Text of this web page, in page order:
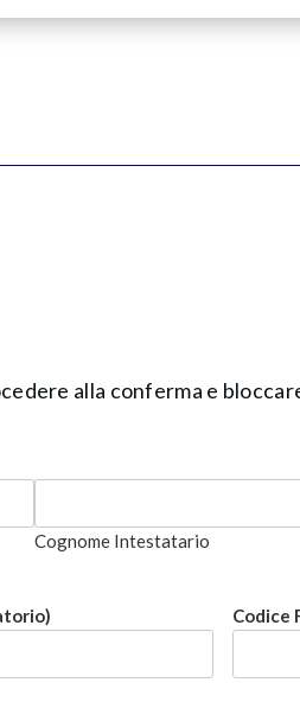
alla conferma e
Cognome Intestatario
Codice